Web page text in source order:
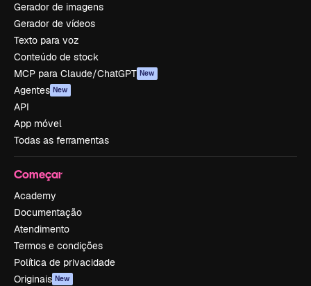
Gerador de imagens
Gerador de vídeos
Texto para voz
Conteúdo de stock
MCP para Claude/ChatGPT New
Agentes New
API
App móvel
Todas as ferramentas
Começar
Academy
Documentação
Atendimento
Termos e condições
Política de privacidade
Originais New